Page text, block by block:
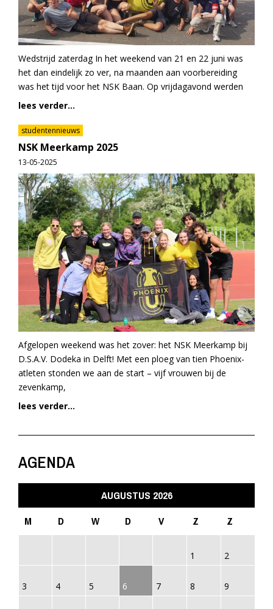
Wedstrijd zaterdag In het weekend van 21 en 22 juni was
het dan eindelijk zo ver, na maanden aan voorbereiding
was het tijd voor het NSK Baan. Op vrijdagavond werden
lees verder...
studentennieuws
NSK Meerkamp 2025
13-05-2025
Afgelopen weekend was het zover: het NSK Meerkamp bij
D.S.A.V. Dodeka in Delft! Met een ploeg van tien Phoenix-
atleten stonden we aan de start – vijf vrouwen bij de
zevenkamp,
lees verder...
AGENDA
AUGUSTUS 2026
M
D W D V Z Z
1 2
3 4 5 6 7 8 9